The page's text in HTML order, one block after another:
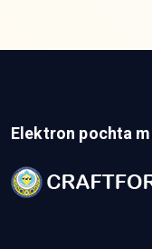
Elektron pochta